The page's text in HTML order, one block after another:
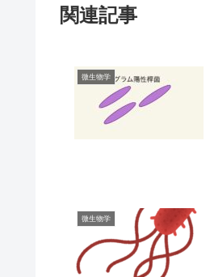
関連記事
微生物学
微生物学